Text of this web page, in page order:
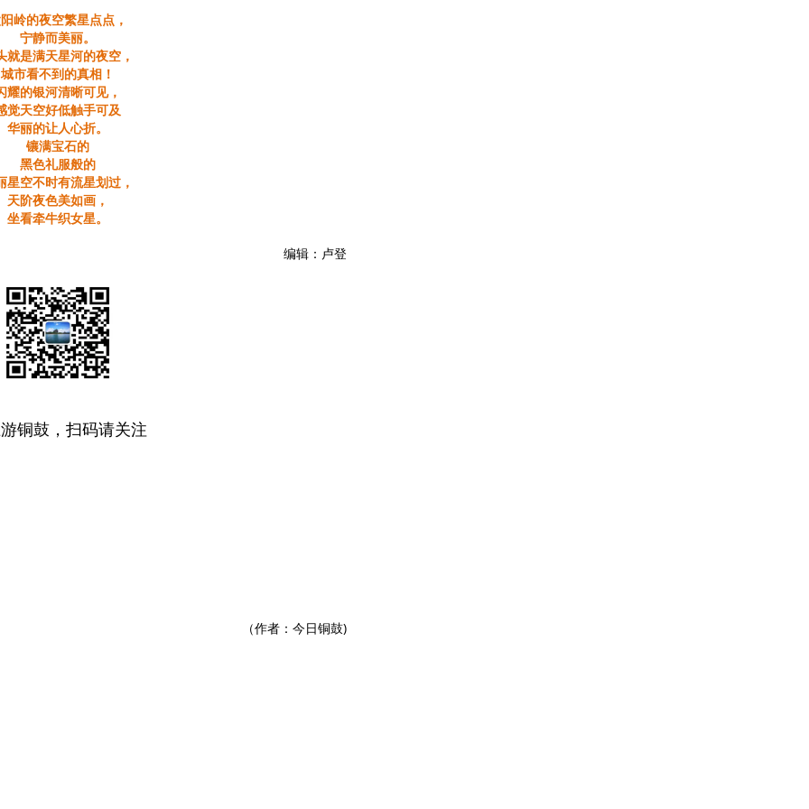
岭的夜空繁星点点，
宁静而美丽。
就是满天星河的夜空，
城市看不到的真相！
耀的银河清晰可见，
觉天空好低触手可及
华丽的让人心折。
镶满宝石的
黑色礼服般的
星空不时有流星划过，
天阶夜色美如画，
坐看牵牛织女星。
编辑：卢登
铜鼓，扫码请关注
（作者：今日铜鼓)